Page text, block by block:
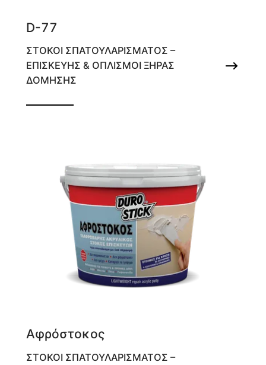
D-77
ΣΤΟΚΟΙ ΣΠΑΤΟΥΛΑΡΙΣΜΑΤΟΣ –
ΕΠΙΣΚΕΥΗΣ & ΟΠΛΙΣΜΟΙ ΞΗΡΑΣ
ΔΟΜΗΣΗΣ
Αφρόστοκος
ΣΤΟΚΟΙ ΣΠΑΤΟΥΛΑΡΙΣΜΑΤΟΣ –